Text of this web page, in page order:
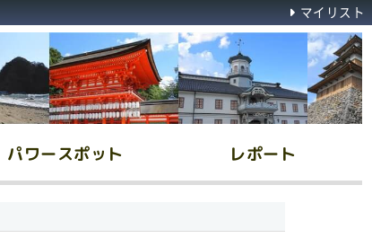
パワースポット レポート
マイリスト